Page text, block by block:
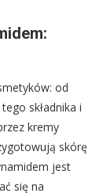
od
składnika i
kremy
skórę
jest
się na